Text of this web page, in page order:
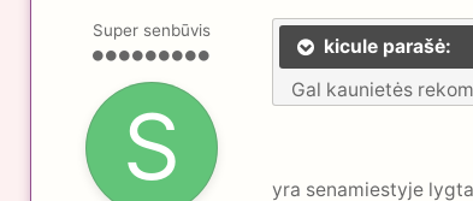
Super senbūvis
kicule parašė:
Gal kaunietės
yra senamiestyje